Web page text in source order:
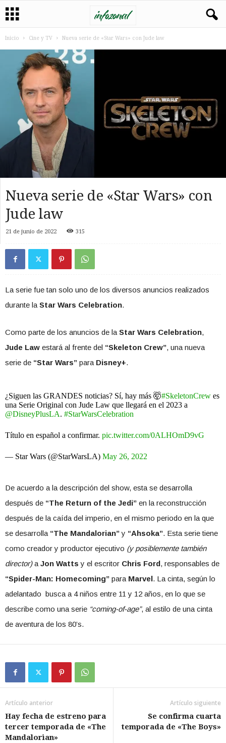
Inicio Cine y TV Nueva serie de «Star Wars» con Jude law
Nueva serie de «Star Wars» con
Jude law
21 de junio de 2022 315
La serie fue tan solo uno de los diversos anuncios realizados
durante la Star Wars Celebration.
Como parte de los anuncios de la Star Wars Celebration,
Jude Law estará al frente del “Skeleton Crew”, una nueva
serie de “Star Wars” para Disney+.
¿Siguen las GRANDES noticias? Sí, hay más 🤯#SkeletonCrew es
una Serie Original con Jude Law que llegará en el 2023 a
@DisneyPlusLA. #StarWarsCelebration
Título en español a confirmar. pic.twitter.com/0ALHOmD9vG
— Star Wars (@StarWarsLA) May 26, 2022
De acuerdo a la descripción del show, esta se desarrolla
después de “The Return of the Jedi” en la reconstrucción
después de la caída del imperio, en el mismo periodo en la que
se desarrolla “The Mandalorian”y “Ahsoka”. Esta serie tiene
como creador y productor ejecutivo (y posiblemente también
director)a Jon Wattsy el escritor Chris Ford, responsables de
“Spider-Man: Homecoming” para Marvel. La cinta, según lo
adelantado busca a 4 niños entre 11 y 12 años, en lo que se
describe como una serie “coming-of-age”, al estilo de una cinta
de aventura de los 80’s.
Artículo anterior
Hay fecha de estreno para
tercer temporada de «The
Mandalorian»
Artículo siguiente
Se confirma cuarta
temporada de «The Boys»